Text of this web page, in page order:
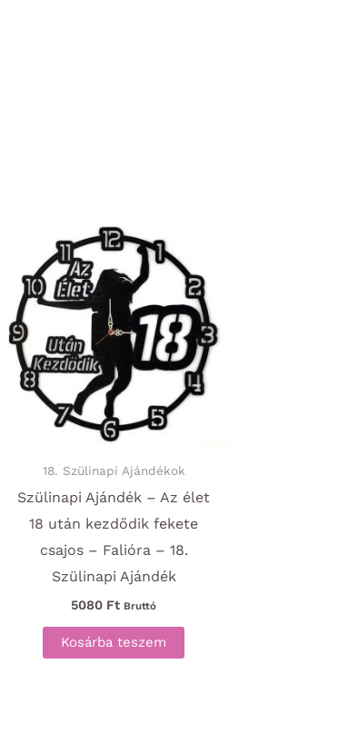
18. Szülinapi Ajándékok
Szülinapi Ajándék – Az élet
18 után kezdődik fekete
csajos – Falióra – 18.
Szülinapi Ajándék
5080 Ft Bruttó
Kosárba teszem